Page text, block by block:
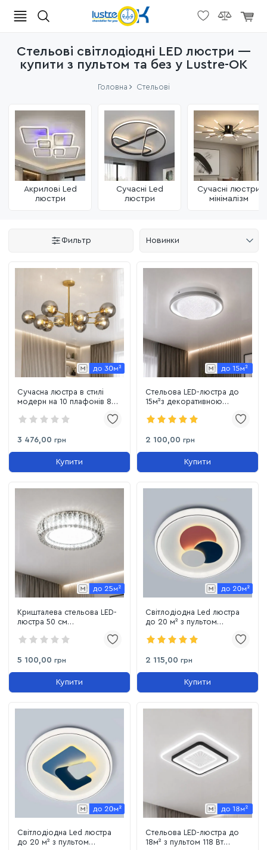
Стельові світлодіодні LED люстри —
купити з пультом та без у Lustre-OK
Головна Стельові
Акрилові Led
люстри
Сучасні Led
люстри
Сучасні люстри
мінімалізм
Фильтр Новинки
Сучасна люстра в стилі
модерн на 10 плафонів 86
Бронза / Чорний)
3 476,00 грн
Купити
Стельова LED-люстра до
15м²з декоративною
300 80W)
2 100,00 грн
Купити
Кришталева стельова LED-
люстра 50 см
5 100,00 грн
Купити
Світлодіодна Led люстра
до 20 м² з пультом
144W)
2 115,00 грн
Купити
Світлодіодна Led люстра
до 20 м² з пультом
Стельова LED-люстра до
18м² з пультом 118 Вт